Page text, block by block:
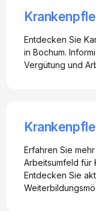
Entdecken Sie
in Bochum.
Vergütung und
Erfahren Sie
Arbeitsumfeld für
Entdecken Sie